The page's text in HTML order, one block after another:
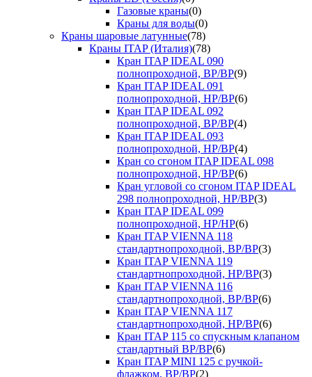
Газовые краны(0)
Краны для воды(0)
Краны шаровые латунные(78)
Краны ITAP (Италия)(78)
Кран ITAP IDEAL 090
полнопроходной, ВР/ВР(9)
Кран ITAP IDEAL 091
полнопроходной, НР/ВР(6)
Кран ITAP IDEAL 092
полнопроходной, ВР/ВР(4)
Кран ITAP IDEAL 093
полнопроходной, НР/ВР(4)
Кран со сгоном ITAP IDEAL 098
полнопроходной, НР/ВР(6)
Кран угловой со сгоном ITAP IDEAL
298 полнопроходной, НР/ВР(3)
Кран ITAP IDEAL 099
полнопроходной, НР/НР(6)
Кран ITAP VIENNA 118
стандартнопроходной, ВР/ВР(3)
Кран ITAP VIENNA 119
стандартнопроходной, НР/ВР(3)
Кран ITAP VIENNA 116
стандартнопроходной, ВР/ВР(6)
Кран ITAP VIENNA 117
стандартнопроходной, НР/ВР(6)
Кран ITAP 115 со спускным клапаном
стандартный ВР/ВР(6)
Кран ITAP MINI 125 с ручкой-
флажком, ВР/ВР(2)